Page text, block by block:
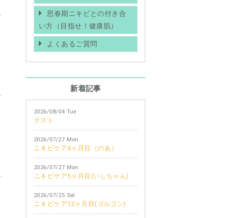
思春期ニキビとの付き合
い方（目指せ！健康肌）
よくあるご質問
新着記事
2026/08/04 Tue
テスト
2026/07/27 Mon
ニキビケア4ヶ月目（のあ）
2026/07/27 Mon
ニキビケア5ヶ月目(いしちゃん)
2026/07/25 Sat
ニキビケア12ヶ月目(ゴルゴン)